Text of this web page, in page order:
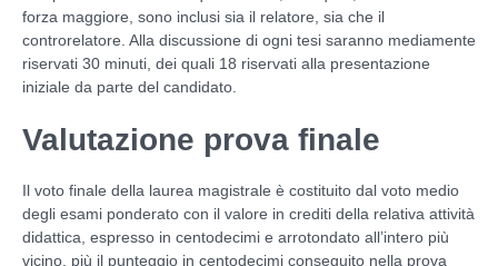
forza maggiore, sono inclusi sia il relatore, sia che il
controrelatore. Alla discussione di ogni tesi saranno mediamente
riservati 30 minuti, dei quali 18 riservati alla presentazione
iniziale da parte del candidato.
Valutazione prova finale
Il voto finale della laurea magistrale è costituito dal voto medio
degli esami ponderato con il valore in crediti della relativa attività
didattica, espresso in centodecimi e arrotondato all’intero più
vicino, più il punteggio in centodecimi conseguito nella prova